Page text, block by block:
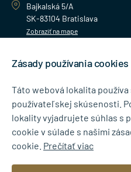
Bajkalská 5/A
SK-83104 Bratislava
Zobraziť na mape
NEWSLETTER
Zásady používania cookies
Táto webová lokalita
používateľskej skúsenosti.
lokality vyjadrujete súhlas s
cookie v súlade s našimi
cookie. Prečítať viac